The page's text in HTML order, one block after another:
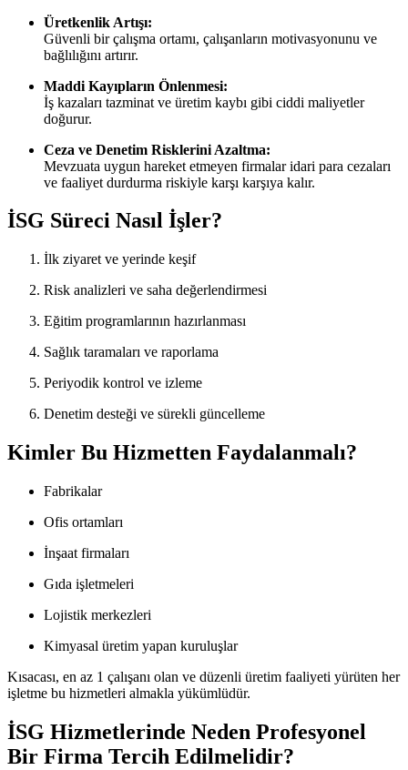
Üretkenlik Artışı:
Güvenli bir çalışma ortamı, çalışanların motivasyonunu ve
bağlılığını artırır.
Maddi Kayıpların Önlenmesi:
İş kazaları tazminat ve üretim kaybı gibi ciddi maliyetler
doğurur.
Ceza ve Denetim Risklerini Azaltma:
Mevzuata uygun hareket etmeyen firmalar idari para cezaları
ve faaliyet durdurma riskiyle karşı karşıya kalır.
İSG Süreci Nasıl İşler?
İlk ziyaret ve yerinde keşif
Risk analizleri ve saha değerlendirmesi
Eğitim programlarının hazırlanması
Sağlık taramaları ve raporlama
Periyodik kontrol ve izleme
Denetim desteği ve sürekli güncelleme
Kimler Bu Hizmetten Faydalanmalı?
Fabrikalar
Ofis ortamları
İnşaat firmaları
Gıda işletmeleri
Lojistik merkezleri
Kimyasal üretim yapan kuruluşlar
Kısacası, en az 1 çalışanı olan ve düzenli üretim faaliyeti yürüten her
işletme bu hizmetleri almakla yükümlüdür.
İSG Hizmetlerinde Neden Profesyonel
Bir Firma Tercih Edilmelidir?